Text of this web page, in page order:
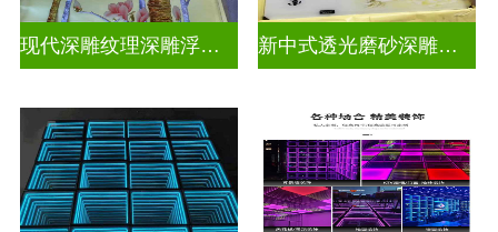
现代深雕纹理深雕浮雕玻璃 新中式透光磨砂深雕浮雕玻璃